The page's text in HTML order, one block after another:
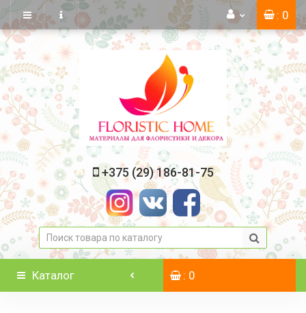
: 0
+375 (29) 186-81-75
Каталог : 0